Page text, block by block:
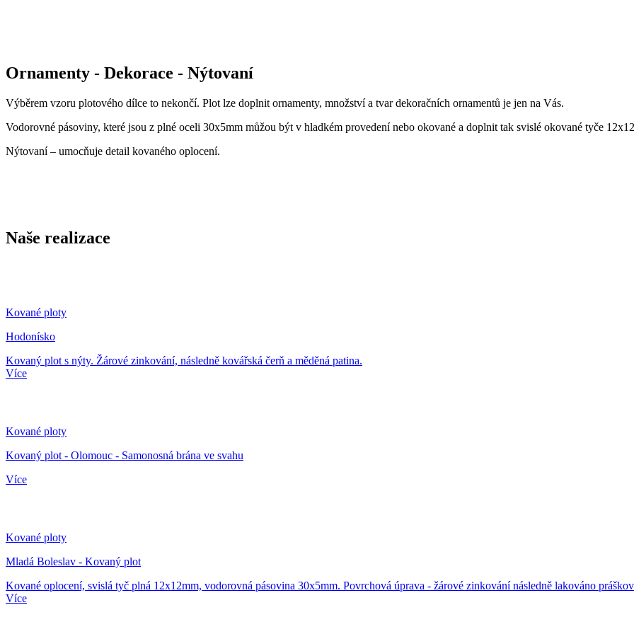
Ornamenty - Dekorace - Nýtovaní
Výběrem vzoru plotového dílce to nekončí. Plot lze doplnit ornamenty, množství a tvar dekoračních ornamentů je jen na Vás.
Vodorovné pásoviny, které jsou z plné oceli 30x5mm můžou být v hladkém provedení nebo okované a doplnit tak svislé okované tyče
Nýtovaní – umocňuje detail kovaného oplocení.
Naše realizace
Kované ploty
Hodonísko
Kovaný plot s nýty. Žárové zinkování, následně kovářská čerň a měděná patina.
Více
Kované ploty
Kovaný plot - Olomouc - Samonosná brána ve svahu
Více
Kované ploty
Mladá Boleslav - Kovaný plot
Kované oplocení, svislá tyč plná 12x12mm, vodorovná pásovina 30x5mm. Povrchová úprava - žárové zinkování následně lakováno
Více